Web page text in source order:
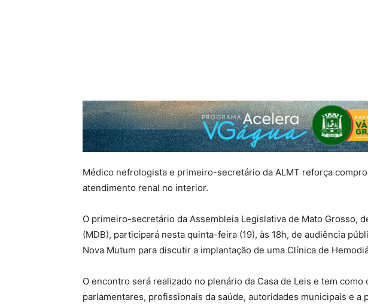
Médico nefrologista e primeiro-secretário da ALMT reforça
atendimento renal no interior.
O primeiro-secretário da Assembleia Legislativa de Mato Grosso,
(MDB), participará nesta quinta-feira (19), às 18h, de audiência
Nova Mutum para discutir a implantação de uma Clínica de
O encontro será realizado no plenário da Casa de Leis e tem
parlamentares, profissionais da saúde, autoridades municipais e a